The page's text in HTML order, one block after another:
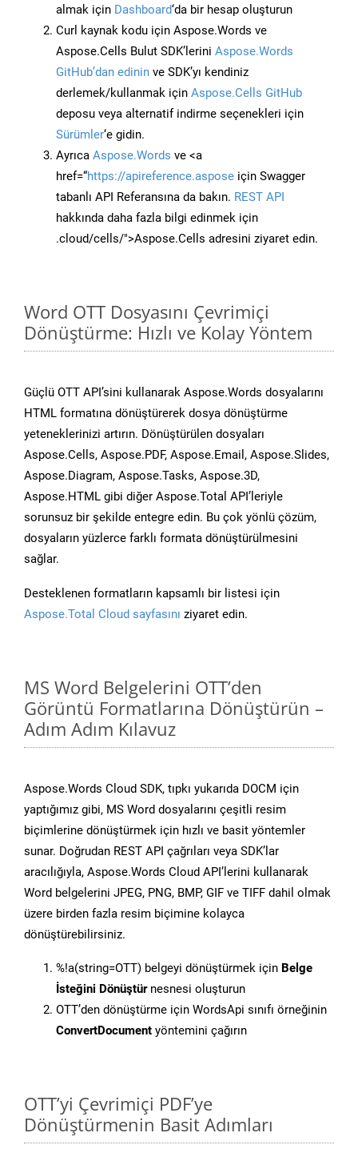
almak için Dashboard‘da bir hesap oluşturun
Curl kaynak kodu için Aspose.Words ve
Aspose.Cells Bulut SDK’lerini Aspose.Words
GitHub’dan edinin ve SDK’yı kendiniz
derlemek/kullanmak için Aspose.Cells GitHub
deposu veya alternatif indirme seçenekleri için
Sürümler‘e gidin.
Ayrıca Aspose.Words ve <a
href=“https://apireference.aspose için Swagger
tabanlı API Referansına da bakın. REST API
hakkında daha fazla bilgi edinmek için
.cloud/cells/">Aspose.Cells adresini ziyaret edin.
Word OTT Dosyasını Çevrimiçi
Dönüştürme: Hızlı ve Kolay Yöntem
Güçlü OTT API’sini kullanarak Aspose.Words dosyalarını
HTML formatına dönüştürerek dosya dönüştürme
yeteneklerinizi artırın. Dönüştürülen dosyaları
Aspose.Cells, Aspose.PDF, Aspose.Email, Aspose.Slides,
Aspose.Diagram, Aspose.Tasks, Aspose.3D,
Aspose.HTML gibi diğer Aspose.Total API’leriyle
sorunsuz bir şekilde entegre edin. Bu çok yönlü çözüm,
dosyaların yüzlerce farklı formata dönüştürülmesini
sağlar.
Desteklenen formatların kapsamlı bir listesi için
Aspose.Total Cloud sayfasını ziyaret edin.
MS Word Belgelerini OTT’den
Görüntü Formatlarına Dönüştürün –
Adım Adım Kılavuz
Aspose.Words Cloud SDK, tıpkı yukarıda DOCM için
yaptığımız gibi, MS Word dosyalarını çeşitli resim
biçimlerine dönüştürmek için hızlı ve basit yöntemler
sunar. Doğrudan REST API çağrıları veya SDK’lar
aracılığıyla, Aspose.Words Cloud API’lerini kullanarak
Word belgelerini JPEG, PNG, BMP, GIF ve TIFF dahil olmak
üzere birden fazla resim biçimine kolayca
dönüştürebilirsiniz.
%!a(string=OTT) belgeyi dönüştürmek için Belge
İsteğini Dönüştürnesnesi oluşturun
OTT’den dönüştürme için WordsApi sınıfı örneğinin
ConvertDocument yöntemini çağırın
OTT’yi Çevrimiçi PDF’ye
Dönüştürmenin Basit Adımları